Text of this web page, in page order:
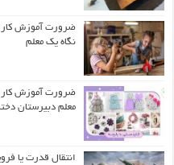
ضرورت آموزش کار
نگاه یک معلم
ضرورت آموزش کار
معلم دبیرستان
انتقال قدرت یا